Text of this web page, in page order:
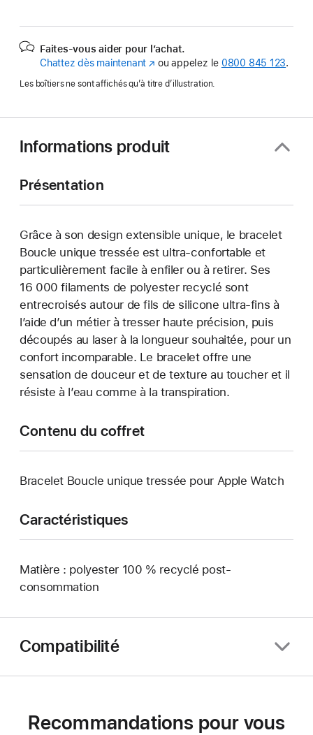
Faites-vous aider pour l’achat.
Chattez dès maintenant (s’ouvre
une
fenêtre)
ou appelez le 0800 845 123.
Les boîtiers ne sont affichés qu’à titre d’illustration.
Informations produit
Présentation
Grâce à son design extensible unique, le bracelet
Boucle unique tressée est ultra-confortable et
particulièrement facile à enfiler ou à retirer. Ses
16 000 filaments de polyester recyclé sont
entrecroisés autour de fils de silicone ultra-fins à
l’aide d’un métier à tresser haute précision, puis
découpés au laser à la longueur souhaitée, pour un
confort incomparable. Le bracelet offre une
sensation de douceur et de texture au toucher et il
résiste à l’eau comme à la transpiration.
Contenu du coffret
Bracelet Boucle unique tressée pour Apple Watch
Caractéristiques
Matière : polyester 100 % recyclé post-
consommation
Compatibilité
Recommandations pour vous